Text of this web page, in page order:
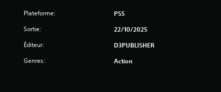
Plateforme: PS5
Sortie: 22/10/2025
Éditeur: D3PUBLISHER
Genres: Action